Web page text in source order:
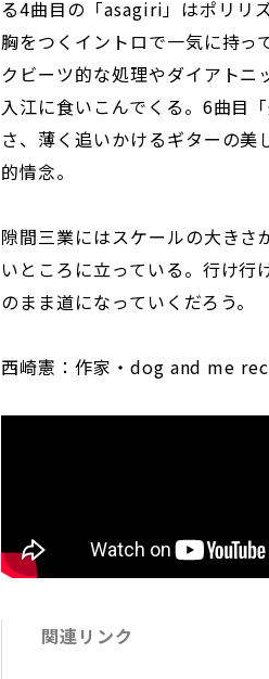
る4曲目の「asagiri」はポリリ
胸をつくイントロで一気に持っ
クビーツ的な処理やダイアト
入江に食いこんでくる。6曲目
さ、薄く追いかけるギターの
的情念。
隙間三業にはスケールの大きさ
いところに立っている。行け
のまま道になっていくだろう。
西崎憲：作家・dog and me
関連リンク